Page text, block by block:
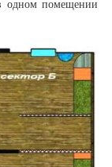
одном помещении